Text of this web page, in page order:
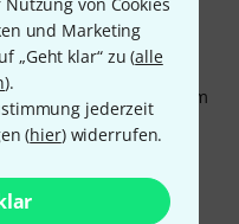
und Marketing
„Geht klar“ zu (alle
).
jederzeit
(hier) widerrufen.
sehr weit einstellen, so
Koffer sehr bequem
sehr leicht, und mit dem
schaut es beim
ich ein bisschen